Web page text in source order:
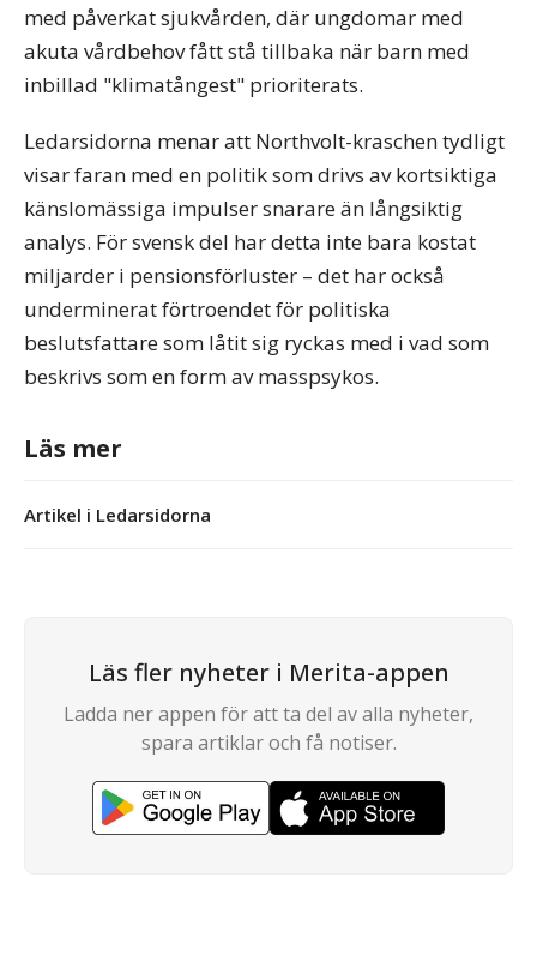
med påverkat sjukvården, där ungdomar med
akuta vårdbehov fått stå tillbaka när barn med
inbillad "klimatångest" prioriterats.
Ledarsidorna menar att Northvolt-kraschen tydligt
visar faran med en politik som drivs av kortsiktiga
känslomässiga impulser snarare än långsiktig
analys. För svensk del har detta inte bara kostat
miljarder i pensionsförluster – det har också
underminerat förtroendet för politiska
beslutsfattare som låtit sig ryckas med i vad som
beskrivs som en form av masspsykos.
Läs mer
Artikel i Ledarsidorna
Läs fler nyheter i Merita-appen
Ladda ner appen för att ta del av alla nyheter,
spara artiklar och få notiser.